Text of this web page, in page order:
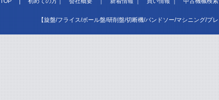
【旋盤/フライス/ボール盤/研削盤/切断機/バンドソー/マシニング/プ